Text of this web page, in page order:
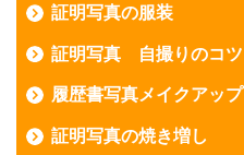
証明写真の服装
証明写真 自撮りのコツ
履歴書写真メイクアップ
証明写真の焼き増し